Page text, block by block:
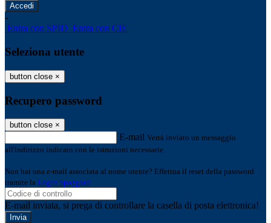
-
Entra con SPID Entra con CIE
Seleziona utente
button close ×
Recupero password
button close ×
E-mail Verrà inviato un messaggio
all'indirizzo indicato con le istruzioni necessarie.
Non hai una e-mail associata al nome utente? Effettua il reset della password
tramite la Login Spaggiari
E-mail inviata, si prega di controllare la casella di posta elettronica!